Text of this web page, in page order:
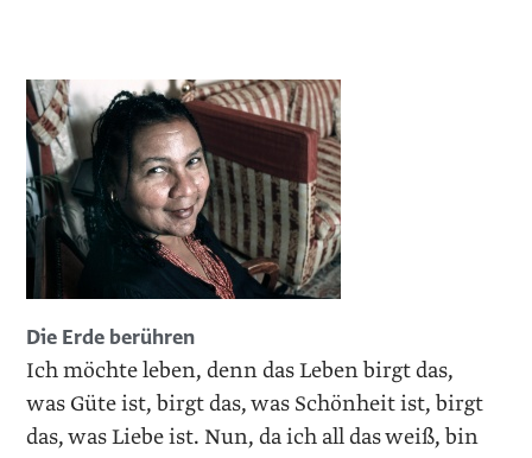
Die Erde berühren
Ich möchte leben, denn das Leben birgt das,
was Güte ist, birgt das, was Schönheit ist, birgt
das, was Liebe ist. Nun, da ich all das weiß, bin